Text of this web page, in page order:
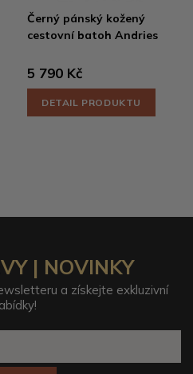
Černý pánský kožený
cestovní batoh Andries
5 790 Kč
DETAIL PRODUKTU
| NOVINKY
a získejte exkluzivní